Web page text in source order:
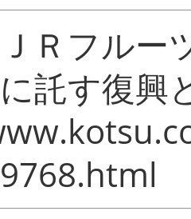
Ｒフルー
託す復興